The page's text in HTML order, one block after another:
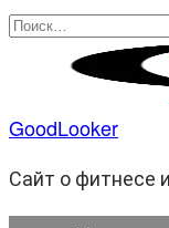
Перейти
содержанию
Search
GoodLooker
Сайт о фитнесе